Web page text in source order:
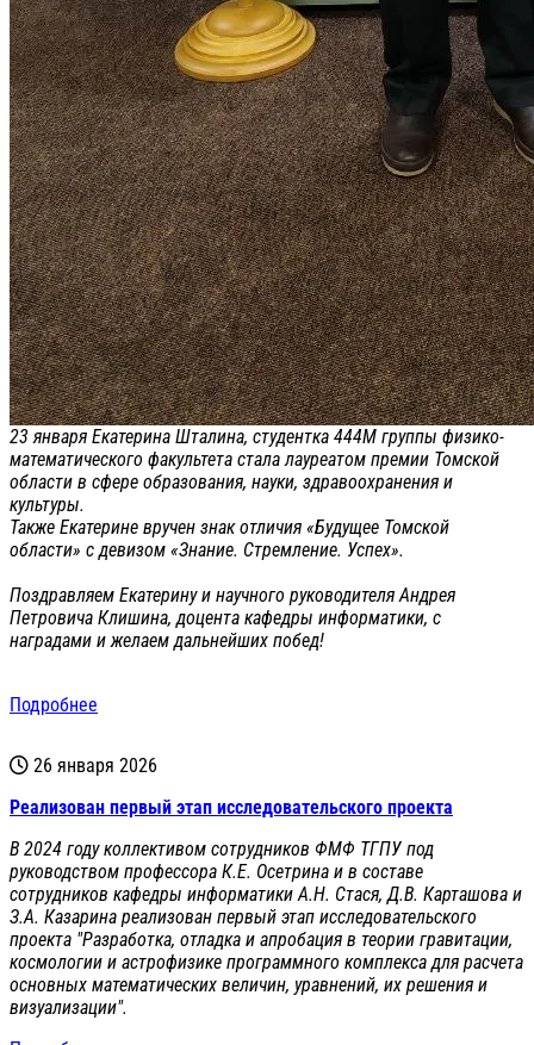
23 января Екатерина Шталина, студентка 444М группы физико-
математического факультета стала лауреатом премии Томской
области в сфере образования, науки, здравоохранения и
культуры.
Также Екатерине вручен знак отличия «Будущее Томской
области» с девизом «Знание. Стремление. Успех».
Поздравляем Екатерину и научного руководителя Андрея
Петровича Клишина, доцента кафедры информатики, с
наградами и желаем дальнейших побед!
Подробнее
26 января 2026
Реализован первый этап исследовательского проекта
В 2024 году коллективом сотрудников ФМФ ТГПУ под
руководством профессора К.Е. Осетрина и в составе
сотрудников кафедры информатики А.Н. Стася, Д.В. Карташова и
З.А. Казарина реализован первый этап исследовательского
проекта "Разработка, отладка и апробация в теории гравитации,
космологии и астрофизике программного комплекса для расчета
основных математических величин, уравнений, их решения и
визуализации".